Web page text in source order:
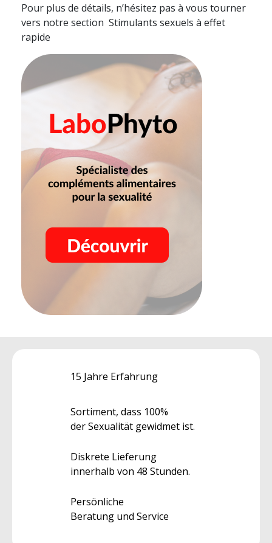
Pour plus de détails, n’hésitez pas à vous tourner
vers notre section Stimulants sexuels à effet
rapide
15 Jahre Erfahrung
Sortiment, dass 100%
der Sexualität gewidmet ist.
Diskrete Lieferung
innerhalb von 48 Stunden.
Persönliche
Beratung und Service